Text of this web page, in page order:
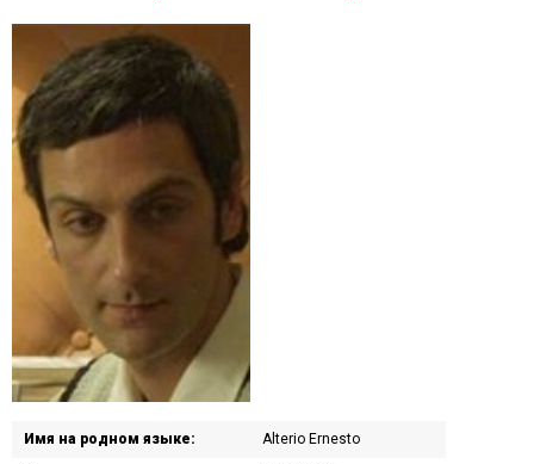
Имя на родном языке: Alterio Ernesto